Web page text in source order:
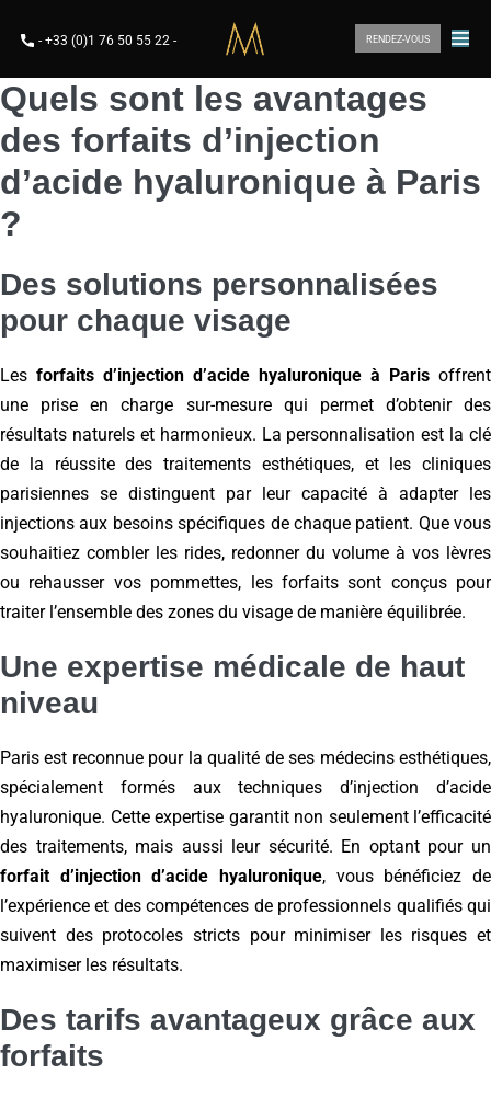
- +33 (0)1 76 50 55 22 - RENDEZ-VOUS
Quels sont les avantages
des forfaits d’injection
d’acide hyaluronique à Paris
?
Des solutions personnalisées
pour chaque visage
Les forfaits d’injection d’acide hyaluronique à Paris offrent
une prise en charge sur-mesure qui permet d’obtenir des
résultats naturels et harmonieux. La personnalisation est la clé
de la réussite des traitements esthétiques, et les cliniques
parisiennes se distinguent par leur capacité à adapter les
injections aux besoins spécifiques de chaque patient. Que vous
souhaitiez combler les rides, redonner du volume à vos lèvres
ou rehausser vos pommettes, les forfaits sont conçus pour
traiter l’ensemble des zones du visage de manière équilibrée.
Une expertise médicale de haut
niveau
Paris est reconnue pour la qualité de ses médecins esthétiques,
spécialement formés aux techniques d’injection d’acide
hyaluronique. Cette expertise garantit non seulement l’efficacité
des traitements, mais aussi leur sécurité. En optant pour un
forfait d’injection d’acide hyaluronique, vous bénéficiez de
l’expérience et des compétences de professionnels qualifiés qui
suivent des protocoles stricts pour minimiser les risques et
maximiser les résultats.
Des tarifs avantageux grâce aux
forfaits